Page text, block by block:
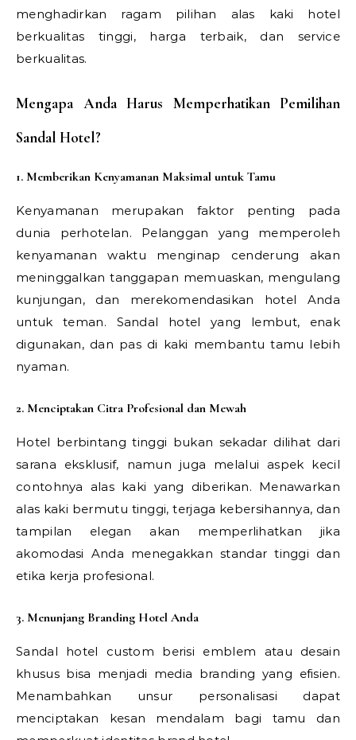
menghadirkan ragam pilihan alas kaki hotel
berkualitas tinggi, harga terbaik, dan service
berkualitas.
Mengapa Anda Harus Memperhatikan Pemilihan
Sandal Hotel?
1. Memberikan Kenyamanan Maksimal untuk Tamu
Kenyamanan merupakan faktor penting pada
dunia perhotelan. Pelanggan yang memperoleh
kenyamanan waktu menginap cenderung akan
meninggalkan tanggapan memuaskan, mengulang
kunjungan, dan merekomendasikan hotel Anda
untuk teman. Sandal hotel yang lembut, enak
digunakan, dan pas di kaki membantu tamu lebih
nyaman.
2. Menciptakan Citra Profesional dan Mewah
Hotel berbintang tinggi bukan sekadar dilihat dari
sarana eksklusif, namun juga melalui aspek kecil
contohnya alas kaki yang diberikan. Menawarkan
alas kaki bermutu tinggi, terjaga kebersihannya, dan
tampilan elegan akan memperlihatkan jika
akomodasi Anda menegakkan standar tinggi dan
etika kerja profesional.
3. Menunjang Branding Hotel Anda
Sandal hotel custom berisi emblem atau desain
khusus bisa menjadi media branding yang efisien.
Menambahkan unsur personalisasi dapat
menciptakan kesan mendalam bagi tamu dan